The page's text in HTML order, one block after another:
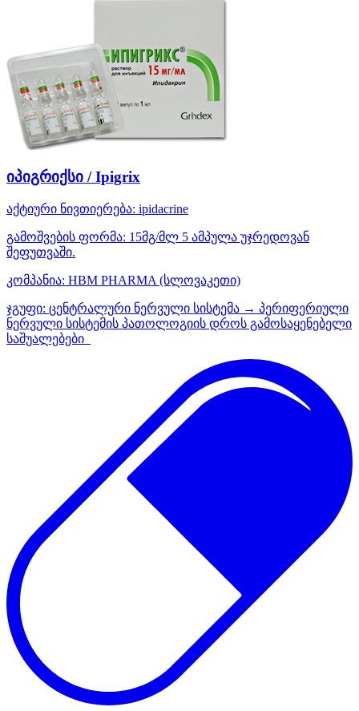
იპიგრიქსი / Ipigrix
აქტიური ნივთიერება: ipidacrine
გამოშვების ფორმა: 15მგ/მლ 5 ამპულა უჯრედოვან
შეფუთვაში.
კომპანია: HBM PHARMA (სლოვაკეთი)
ჯგუფი: ცენტრალური ნერვული სისტემა → პერიფერიული
ნერვული სისტემის პათოლოგიის დროს გამოსაყენებელი
საშუალებები_